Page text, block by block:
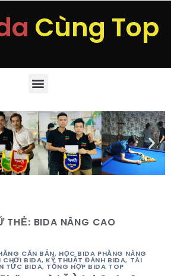
Cùng Top
THẺ: BIDA NÂNG CAO
CĂN BẢN, HỌC BIDA PHĂNG NÂNG
CHƠI BIDA, KỸ THUẬT ĐÁNH BIDA, TÀI
TỨC BIDA, TỔNG HỢP BIDA TOP